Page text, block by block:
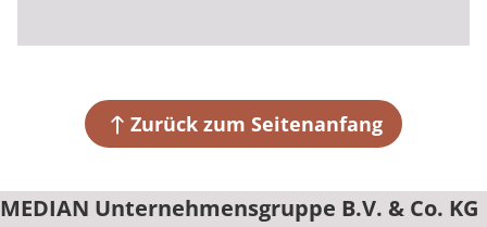
Zurück zum Seitenanfang
MEDIAN Unternehmensgruppe B.V. & Co. KG